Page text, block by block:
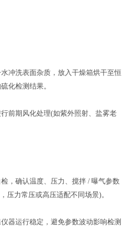
洗表面杂质，放入干燥箱烘干至恒
化检测结果。
期风化处理(如紫外照射、盐雾老
确认温度、压力、搅拌 / 曝气参数
压力常压或高压适配不同场景)。
运行稳定，避免参数波动影响检测